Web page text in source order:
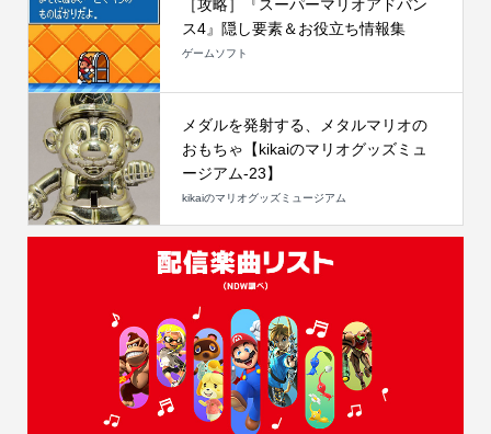
［攻略］『スーパーマリオアドバン
ス4』隠し要素＆お役立ち情報集
ゲームソフト
メダルを発射する、メタルマリオの
おもちゃ【kikaiのマリオグッズミュ
ージアム-23】
kikaiのマリオグッズミュージアム